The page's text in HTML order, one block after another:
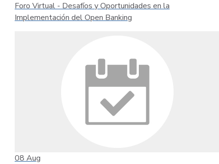
Foro Virtual - Desafíos y Oportunidades en la
Implementación del Open Banking
08 Aug